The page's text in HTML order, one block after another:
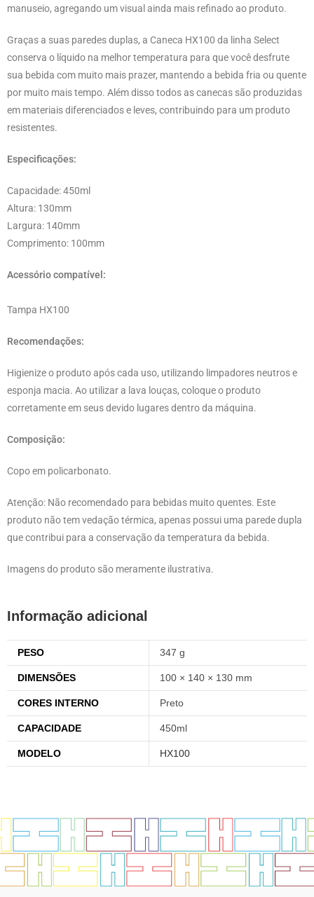
manuseio, agregando um visual ainda mais refinado ao produto.
Graças a suas paredes duplas, a Caneca HX100 da linha Select
conserva o líquido na melhor temperatura para que você desfrute
sua bebida com muito mais prazer, mantendo a bebida fria ou quente
por muito mais tempo. Além disso todos as canecas são produzidas
em materiais diferenciados e leves, contribuindo para um produto
resistentes.
Especificações:
Capacidade: 450ml
Altura: 130mm
Largura: 140mm
Comprimento: 100mm
Acessório compatível:
Tampa HX100
Recomendações:
Higienize o produto após cada uso, utilizando limpadores neutros e
esponja macia. Ao utilizar a lava louças, coloque o produto
corretamente em seus devido lugares dentro da máquina.
Composição:
Copo em policarbonato.
Atenção: Não recomendado para bebidas muito quentes. Este
produto não tem vedação térmica, apenas possui uma parede dupla
que contribui para a conservação da temperatura da bebida.
Imagens do produto são meramente ilustrativa.
Informação adicional
PESO 347 g
DIMENSÕES 100 × 140 × 130 mm
CORES INTERNO Preto
CAPACIDADE 450ml
MODELO HX100